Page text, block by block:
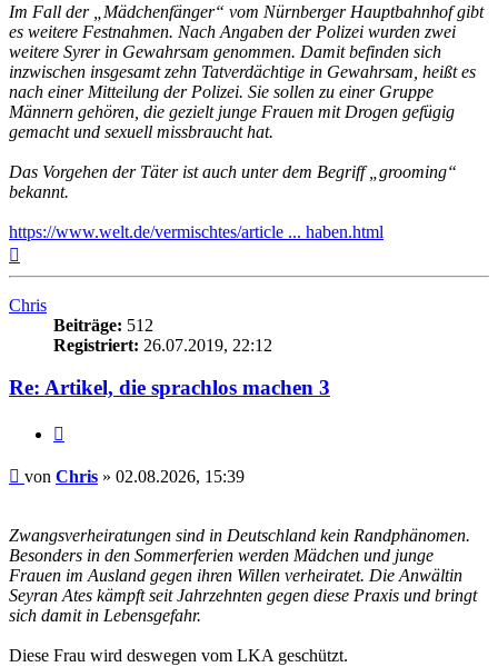
Im Fall der „Mädchenfänger“ vom Nürnberger Hauptbahnhof gibt
es weitere Festnahmen. Nach Angaben der Polizei wurden zwei
weitere Syrer in Gewahrsam genommen. Damit befinden sich
inzwischen insgesamt zehn Tatverdächtige in Gewahrsam, heißt es
nach einer Mitteilung der Polizei. Sie sollen zu einer Gruppe
Männern gehören, die gezielt junge Frauen mit Drogen gefügig
gemacht und sexuell missbraucht hat.
Das Vorgehen der Täter ist auch unter dem Begriff „grooming“
bekannt.
https://www.welt.de/vermischtes/article ... haben.html
Chris
Beiträge: 512
Registriert: 26.07.2019, 22:12
Re: Artikel, die sprachlos machen 3
Beitrag
von Chris » 02.08.2026, 15:39
Zwangsverheiratungen sind in Deutschland kein Randphänomen.
Besonders in den Sommerferien werden Mädchen und junge
Frauen im Ausland gegen ihren Willen verheiratet. Die Anwältin
Seyran Ates kämpft seit Jahrzehnten gegen diese Praxis und bringt
sich damit in Lebensgefahr.
Diese Frau wird deswegen vom LKA geschützt.